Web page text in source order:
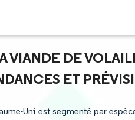
VIANDE DE
ET
Uni est segmenté par